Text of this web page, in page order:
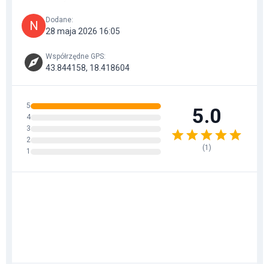
N Dodane:
28 maja 2026 16:05
Współrzędne GPS:
43.844158, 18.418604
5
4
3
2
1
5.0
(1 )